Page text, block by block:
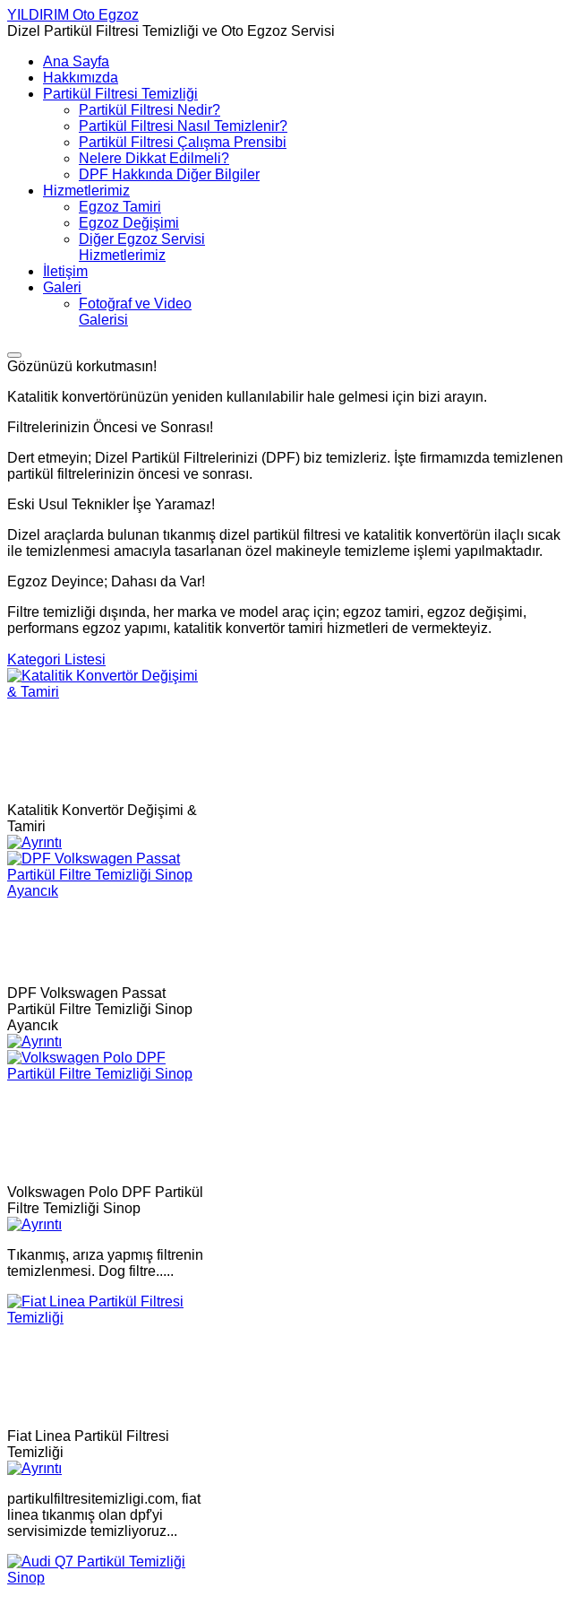
YILDIRIM Oto Egzoz
Dizel Partikül Filtresi Temizliği ve Oto Egzoz Servisi
Ana Sayfa
Hakkımızda
Partikül Filtresi Temizliği
Partikül Filtresi Nedir?
Partikül Filtresi Nasıl Temizlenir?
Partikül Filtresi Çalışma Prensibi
Nelere Dikkat Edilmeli?
DPF Hakkında Diğer Bilgiler
Hizmetlerimiz
Egzoz Tamiri
Egzoz Değişimi
Diğer Egzoz Servisi
Hizmetlerimiz
İletişim
Galeri
Fotoğraf ve Video
Galerisi
Gözünüzü korkutmasın!
Katalitik konvertörünüzün yeniden kullanılabilir hale gelmesi için bizi arayın.
Filtrelerinizin Öncesi ve Sonrası!
Dert etmeyin; Dizel Partikül Filtrelerinizi (DPF) biz temizleriz. İşte firmamızda temizlenen
partikül filtrelerinizin öncesi ve sonrası.
Eski Usul Teknikler İşe Yaramaz!
Dizel araçlarda bulunan tıkanmış dizel partikül filtresi ve katalitik konvertörün ilaçlı sıcak
ile temizlenmesi amacıyla tasarlanan özel makineyle temizleme işlemi yapılmaktadır.
Egzoz Deyince; Dahası da Var!
Filtre temizliği dışında, her marka ve model araç için; egzoz tamiri, egzoz değişimi,
performans egzoz yapımı, katalitik konvertör tamiri hizmetleri de vermekteyiz.
© FreeJoomla! 3 Modules
Kategori Listesi
Katalitik Konvertör Değişimi &
Tamiri
DPF Volkswagen Passat
Partikül Filtre Temizliği Sinop
Ayancık
Volkswagen Polo DPF Partikül
Filtre Temizliği Sinop
Tıkanmış, arıza yapmış filtrenin
temizlenmesi. Dog filtre.....
Fiat Linea Partikül Filtresi
Temizliği
partikulfiltresitemizligi.com, fiat
linea tıkanmış olan dpf'yi
servisimizde temizliyoruz...